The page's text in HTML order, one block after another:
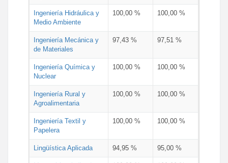
Ingeniería Hidráulica y
Medio Ambiente
100,00 % 100,00 %
Ingeniería Mecánica y
de Materiales
97,43 % 97,51 %
Ingeniería Química y
Nuclear
100,00 % 100,00 %
Ingeniería Rural y
Agroalimentaria
100,00 % 100,00 %
Ingeniería Textil y
Papelera
100,00 % 100,00 %
Lingüística Aplicada 94,95 % 95,00 %